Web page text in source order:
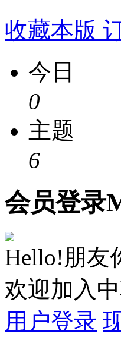
收藏本版
今日
0
主题
6
会员登录
Hello!朋友
欢迎加入
用户登录